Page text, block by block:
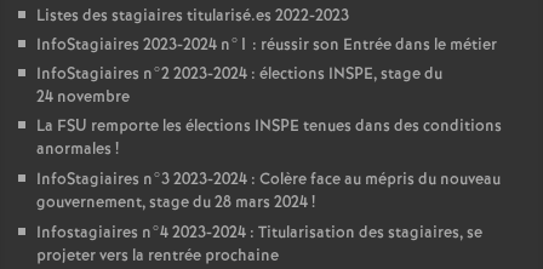
Listes des stagiaires titularisé.es 2022-2023
InfoStagiaires 2023-2024 n°1 : réussir son Entrée dans le métier
InfoStagiaires n°2 2023-2024 : élections INSPE, stage du
24 novembre
La FSU remporte les élections INSPE tenues dans des conditions
anormales !
InfoStagiaires n°3 2023-2024 : Colère face au mépris du nouveau
gouvernement, stage du 28 mars 2024!
Infostagiaires n°4 2023-2024 : Titularisation des stagiaires, se
projeter vers la rentrée prochaine